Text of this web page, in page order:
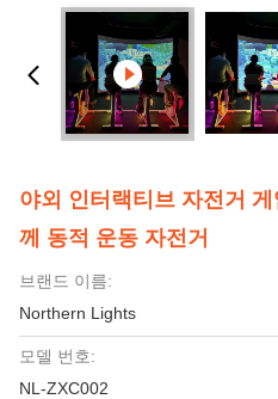
야외 인터랙티브 자전거
께 동적 운동 자전거
브랜드 이름:
Northern Lights
모델 번호:
NL-ZXC002